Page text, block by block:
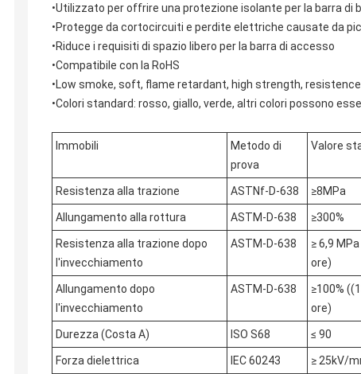
•Utilizzato per offrire una protezione isolante per la barra
•Protegge da cortocircuiti e perdite elettriche causate da
•Riduce i requisiti di spazio libero per la barra di accesso
•Compatibile con la RoHS
•Low smoke, soft, flame retardant, high strength,
•Colori standard: rosso, giallo, verde, altri colori possono
Immobili
Metodo di
prova
Valore
Resistenza alla trazione ASTNf-D-638 ≥8MPa
Allungamento alla rottura ASTM-D-638 ≥300%
Resistenza alla trazione dopo
l'invecchiamento
ASTM-D-638
≥ 6,9
ore)
Allungamento dopo
l'invecchiamento
ASTM-D-638
≥100%
ore)
Durezza (Costa A) ISO S68 ≤ 90
Forza dielettrica IEC 60243 ≥ 25kV/